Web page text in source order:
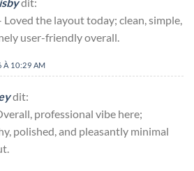
Loved the layout today; clean, simple,
user-friendly overall.
À 10:29 AM
dit:
professional vibe here;
polished, and pleasantly minimal